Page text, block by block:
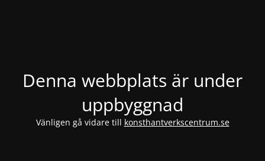
Denna webbplats är under
uppbyggnad
Vänligen gå vidare till konsthantverkscentrum.se